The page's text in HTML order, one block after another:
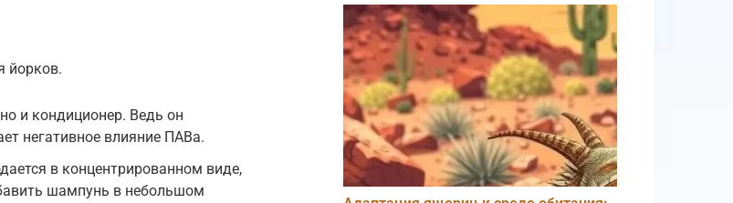
йорков.
и кондиционер. Ведь он
негативное влияние ПАВа.
в концентрированном виде,
шампунь в небольшом